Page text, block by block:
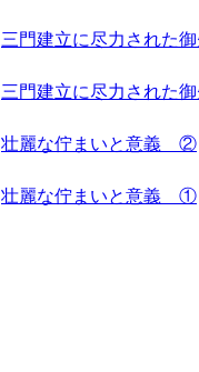
三門建立に尽力された
三門建立に尽力された
壮麗な佇まいと意義 ②
壮麗な佇まいと意義 ①